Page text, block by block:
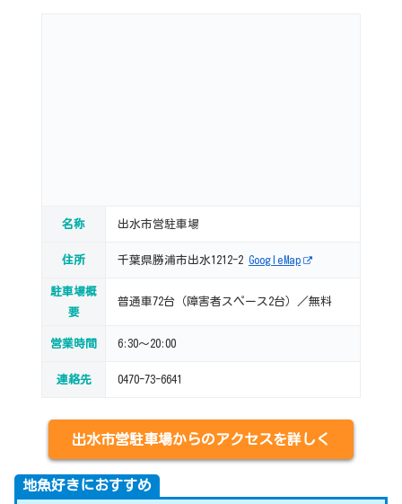
名称 出水市営駐車場
住所 千葉県勝浦市出水1212-2 GoogleMap
駐車場概
要
普通車72台（障害者スペース2台）／無料
営業時間 6:30～20:00
連絡先 0470-73-6641
出水市営駐車場からのアクセスを詳しく
地魚好きにおすすめ